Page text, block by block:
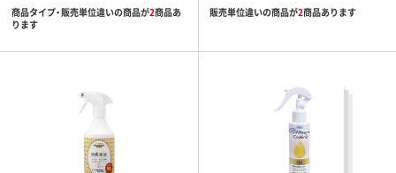
商品タイプ・販売単位違いの商品が2商品あ
ります
販売単位違いの商品が2商品あります